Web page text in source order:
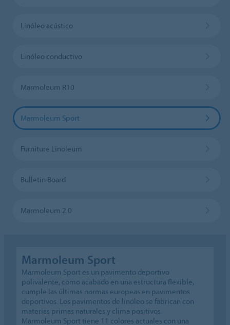
Linóleo acústico
Linóleo conductivo
Marmoleum R10
Marmoleum Sport
Furniture Linoleum
Bulletin Board
Marmoleum 2.0
Marmoleum Sport
Marmoleum Sport es un pavimento deportivo
polivalente, como acabado en una estructura flexible,
cumple las últimas normas europeas en pavimentos
deportivos. Los pavimentos de linóleo se fabrican con
materias primas naturales y clima positivos.
Marmoleum Sport tiene 11 colores actuales con una